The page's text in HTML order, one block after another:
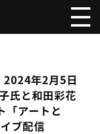
2024年2月5日
氏と和田彩花
「アートと
ブ配信